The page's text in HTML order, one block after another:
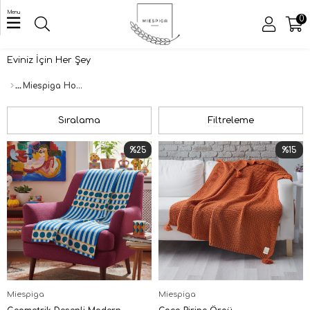
Menu
0
Eviniz İçin Her Şey
Miespiga Home
Filtreleme
Sıralama
Miespiga
%25
Miespiga
%15